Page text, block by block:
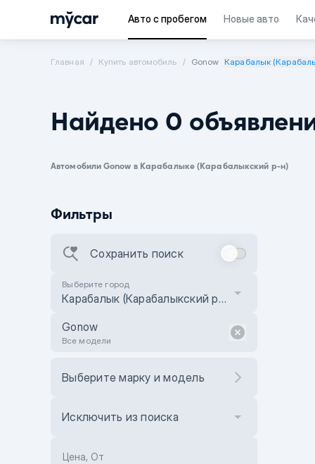
Авто с пробегом Новые авто
Главная Купить автомобиль Gonow Карабалык
Найдено 0
Автомобили Gonow в Карабалыке (Карабалыкский р-н)
Фильтры
Сохранить поиск
Выберите город
Карабалык (Карабалыкский р-н)
Gonow
Все модели
Выберите марку и модель
Исключить из поиска
Цена, От